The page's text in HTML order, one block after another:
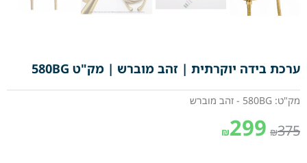
ערכת בידה יוקרתית | זהב מוברש | מק"ט 580BG
מק"ט: 580BG - זהב מוברש
₪375
₪299